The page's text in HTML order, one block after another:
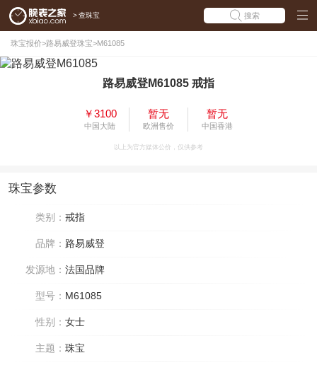
> 查珠宝 搜索
珠宝报价>路易威登珠宝>M61085
路易威登M61085 戒指
￥3100
中国大陆
暂无
欧洲售价
暂无
中国香港
以上为官方媒体公价，仅供参考
珠宝参数
类别： 戒指
品牌： 路易威登
发源地： 法国品牌
型号： M61085
性别： 女士
主题： 珠宝